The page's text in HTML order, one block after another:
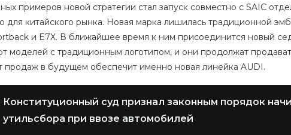
примеров новой стратегии стал запуск совместно с SAIC
для китайского рынка. Новая марка лишилась традиционной
и E7X. В ближайшее время к ним присоединится новый
моделей с традиционным логотипом, и они продолжат
продаж в будущем обеспечит именно новая линейка AUDI.
Конституционный суд признал законным порядок
утильсбора при ввозе автомобилей